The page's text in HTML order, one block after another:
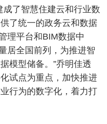
成了智慧住建云和行业数
了统一的政务云和数据
理平台和BIM数据中
居全国前列，为推进智
模型储备。”乔明佳透
试点为重点，加快推进
行为的数字化，着力打